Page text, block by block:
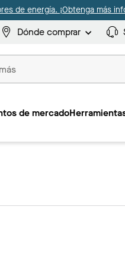
de energía. ¡Obtenga más
Dónde comprar
de mercado